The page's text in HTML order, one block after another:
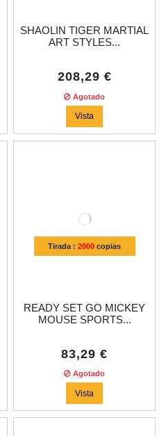
SHAOLIN TIGER MARTIAL
ART STYLES...
208,29 €
Agotado
Vista
Tirada :2000 copias
READY SET GO MICKEY
MOUSE SPORTS...
83,29 €
Agotado
Vista